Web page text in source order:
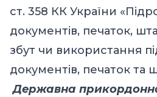
ст. 358 КК України
документів, печаток,
збут чи використання
документів, печаток та
Державна